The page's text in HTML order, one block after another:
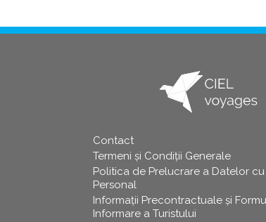
info
Contact
Termeni și Condiții Generale
Politica de Prelucrare a Datelor
Personal
Informații Precontractuale și
Informare a Turistului